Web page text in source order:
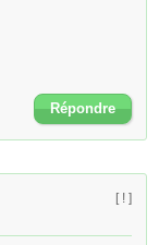
Répondre
[ ! ]